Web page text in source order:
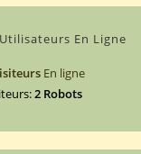
Utilisateurs En Ligne
En ligne
2 Robots